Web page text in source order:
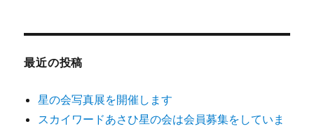
最近の投稿
星の会写真展を開催します
スカイワードあさひ星の会は会員募集をしていま